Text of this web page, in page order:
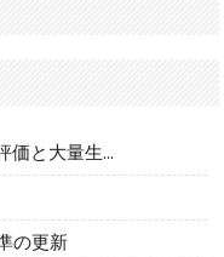
CNC Tech 国产線維コンポーネント評価と大量生産適合ガイド
の更新